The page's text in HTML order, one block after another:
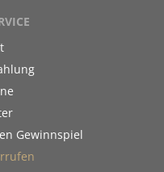
Gewinnspiel